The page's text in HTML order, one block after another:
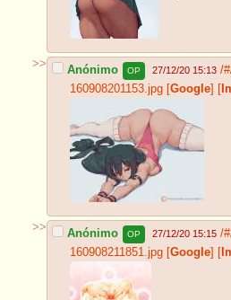
>> Anónimo OP 27/12/20 15:13 /
160908201153.jpg Google
>> Anónimo OP 27/12/20 15:15 /
160908211851.jpg Google